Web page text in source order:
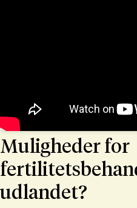
Muligheder for
udlandet?